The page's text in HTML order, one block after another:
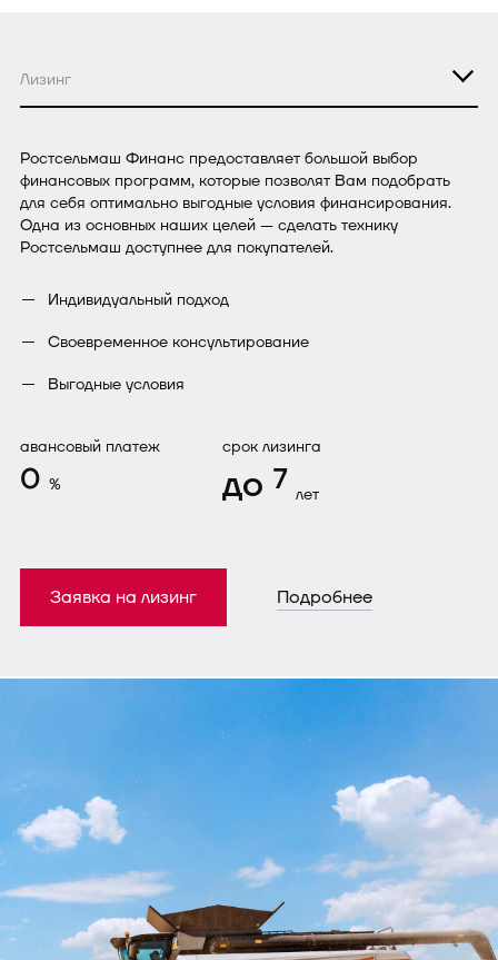
Лизинг
Ростсельмаш Финанс предоставляет большой выбор
финансовых программ, которые позволят Вам подобрать
для себя оптимально выгодные условия финансирования.
Одна из основных наших целей — сделать технику
Ростсельмаш доступнее для покупателей.
Индивидуальный подход
Своевременное консультирование
Выгодные условия
авансовый платеж
0 %
срок лизинга
до 7 лет
Заявка на лизинг Подробнее